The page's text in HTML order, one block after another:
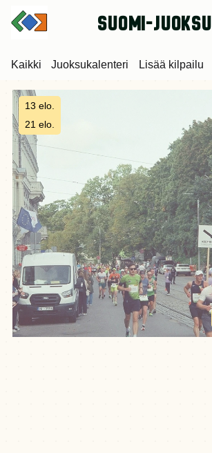
suomi-juoksu
Kaikki Juoksukalenteri Lisää kilpailu
13 elo.
21 elo.